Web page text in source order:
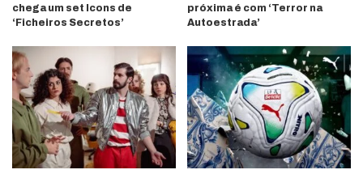
chega um set Icons de
‘Ficheiros Secretos’
próxima é com ‘Terror na
Autoestrada’